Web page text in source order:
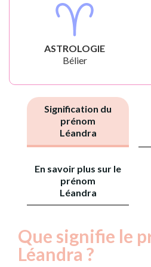
ASTROLOGIE
Bélier
Signification du
prénom
Léandra
En savoir plus sur le
prénom
Léandra
Que signifie le
Léandra ?